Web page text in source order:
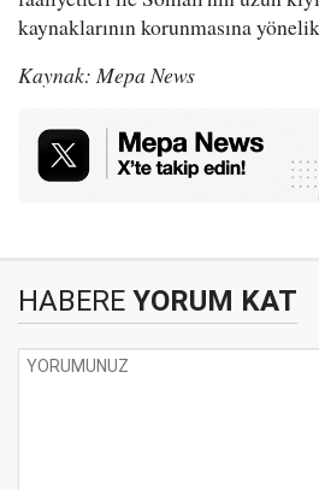
kaynaklarının korunmasına
Kaynak: Mepa News
HABERE YORUM KAT